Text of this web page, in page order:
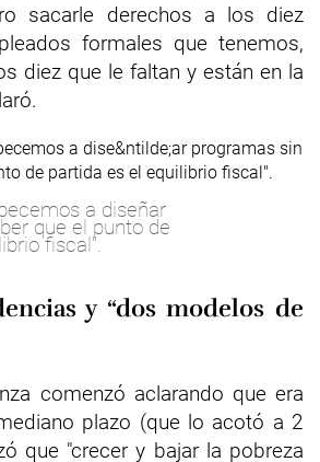
sacarle derechos a los diez
formales que tenemos,
diez que le faltan y están en la
a diseñar
que el punto de
fiscal".
y “dos modelos de
comenzó aclarando que era
plazo (que lo acotó a 2
que "crecer y bajar la pobreza